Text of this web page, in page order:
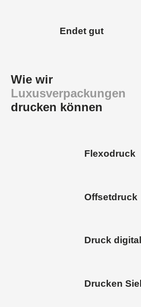
Endet gut
Wie wir
Luxusverpackungen
drucken können
Flexodruck
Offsetdruck
Druck digital
Drucken